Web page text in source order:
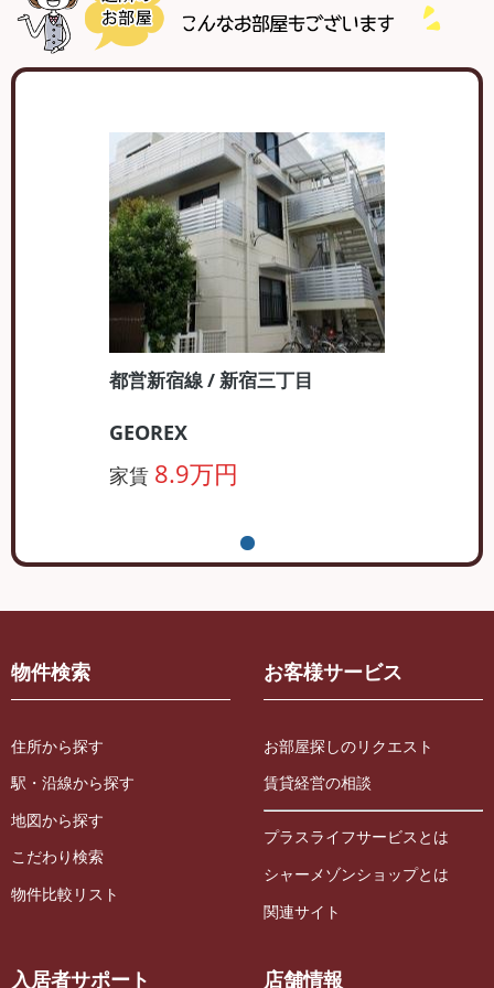
都営新宿線 / 新宿三丁目
GEOREX
家賃 8.9万円
物件検索
住所から探す
駅・沿線から探す
地図から探す
こだわり検索
物件比較リスト
お客様サービス
お部屋探しのリクエスト
賃貸経営の相談
プラスライフサービスとは
シャーメゾンショップとは
関連サイト
入居者サポート 店舗情報